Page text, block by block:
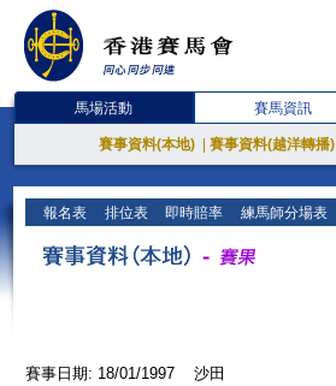
馬場活動 賽馬資訊
賽事資料(本地) 賽事資料(越洋轉播)
報名表 排位表 即時賠率 練馬師分場表
賽事日期: 18/01/1997 沙田